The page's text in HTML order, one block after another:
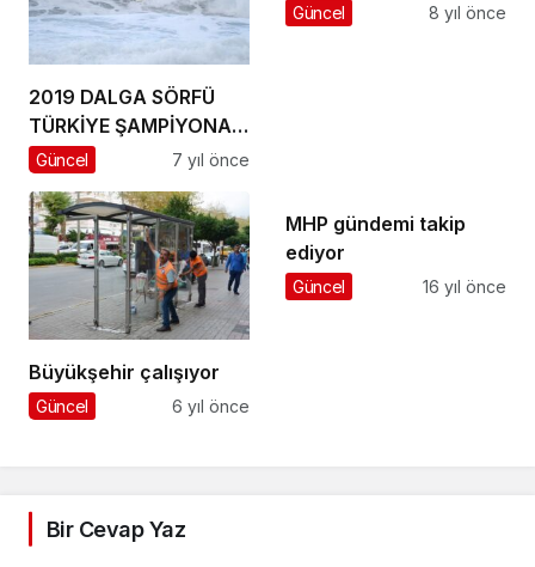
2019 DALGA SÖRFÜ
TÜRKİYE ŞAMPİYONASI
YAPILDI
Güncel 7 yıl önce
Güncel 8 yıl önce
Büyükşehir çalışıyor
Güncel 6 yıl önce
MHP gündemi takip
ediyor
Güncel 16 yıl önce
Bir Cevap Yaz